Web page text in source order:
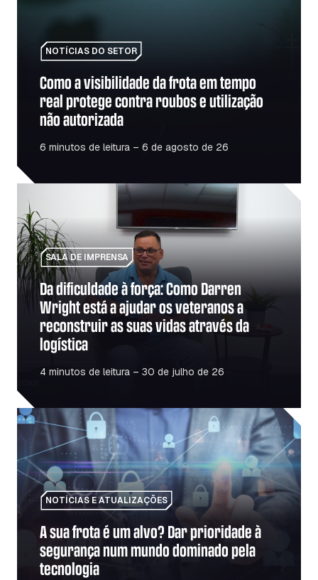
NOTÍCIAS DO SETOR
Como a visibilidade da frota em tempo
real protege contra roubos e utilização
não autorizada
6 minutos de leitura – 6 de agosto de 26
Da dificuldade à força: Como Darren Wright está a
SALA DE IMPRENSA
Da dificuldade à força: Como Darren
Wright está a ajudar os veteranos a
reconstruir as suas vidas através da
logística
4 minutos de leitura – 30 de julho de 26
A sua frota é um alvo? Dar prioridade à segurança num
NOTÍCIAS E ATUALIZAÇÕES
A sua frota é um alvo? Dar prioridade à
segurança num mundo dominado pela
tecnologia